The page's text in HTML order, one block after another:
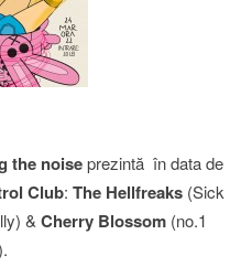
the noiseprezintă în data de
Club: The Hellfreaks (Sick
& Cherry Blossom (no.1